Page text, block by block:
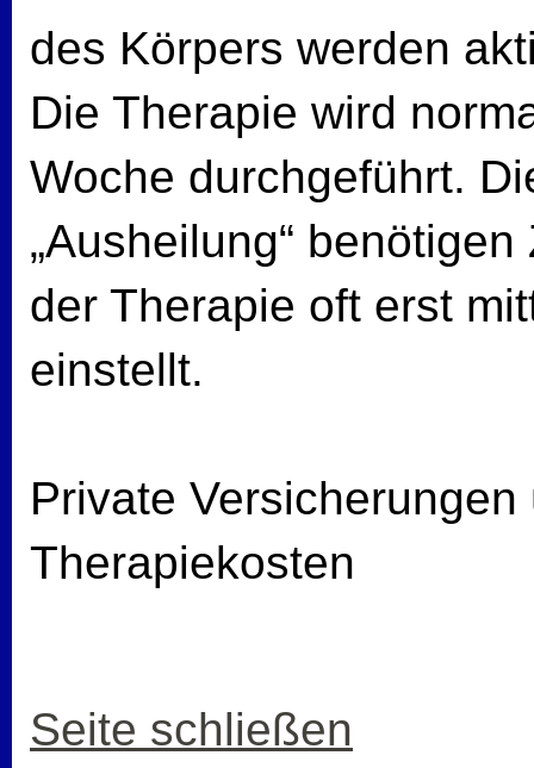
des Körpers werden
Die Therapie wird
Woche durchgeführt.
„Ausheilung“
der Therapie oft erst
einstellt.
Private
Therapiekosten
Seite schließen